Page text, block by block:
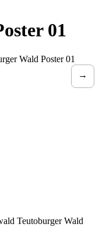
01
Wald Poster 01
→
Teutoburger Wald